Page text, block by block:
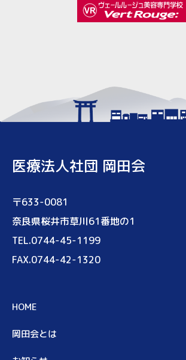
医療法人社団 岡田会
〒633-0081
奈良県桜井市草川61番地の1
TEL.0744-45-1199
FAX.0744-42-1320
HOME
岡田会とは